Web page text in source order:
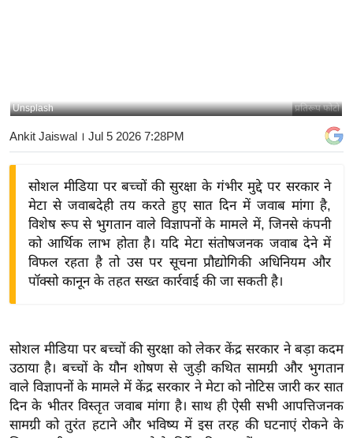
य
ज़
द्यो
वि
शे
ष
ज्ञ
रा
प्रतिरूप फोटो
Unsplash
Ankit Jaiswal । Jul 5 2026 7:28PM
सोशल मीडिया पर बच्चों की सुरक्षा के गंभीर मुद्दे पर सरकार ने
मेटा से जवाबदेही तय करते हुए सात दिन में जवाब मांगा है,
विशेष रूप से भुगतान वाले विज्ञापनों के मामले में, जिनसे कंपनी
को आर्थिक लाभ होता है। यदि मेटा संतोषजनक जवाब देने में
विफल रहता है तो उस पर सूचना प्रौद्योगिकी अधिनियम और
पॉक्सो कानून के तहत सख्त कार्रवाई की जा सकती है।
सोशल मीडिया पर बच्चों की सुरक्षा को लेकर केंद्र सरकार ने बड़ा कदम
उठाया है। बच्चों के यौन शोषण से जुड़ी कथित सामग्री और भुगतान
वाले विज्ञापनों के मामले में केंद्र सरकार ने मेटा को नोटिस जारी कर सात
दिन के भीतर विस्तृत जवाब मांगा है। साथ ही ऐसी सभी आपत्तिजनक
सामग्री को तुरंत हटाने और भविष्य में इस तरह की घटनाएं रोकने के